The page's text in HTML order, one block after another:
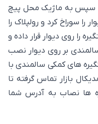
. سپس به ماژیک محل پیچ
را سوراخ کرد و رولپلاک را
را روی دیوار قرار داده و
بر روی دیوار نصب
های کمکی سالمندی با
بازار تماس گرفته تا
ها نصاب به آدرس شما